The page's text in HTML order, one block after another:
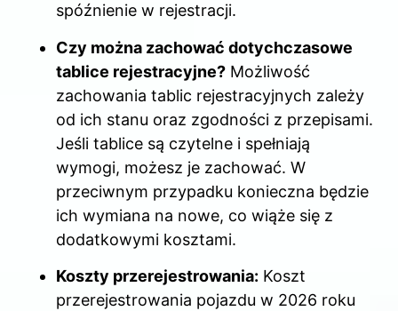
spóźnienie w rejestracji.
Czy można zachować dotychczasowe
tablice rejestracyjne? Możliwość
zachowania tablic rejestracyjnych zależy
od ich stanu oraz zgodności z przepisami.
Jeśli tablice są czytelne i spełniają
wymogi, możesz je zachować. W
przeciwnym przypadku konieczna będzie
ich wymiana na nowe, co wiąże się z
dodatkowymi kosztami.
Koszty przerejestrowania: Koszt
przerejestrowania pojazdu w 2026 roku